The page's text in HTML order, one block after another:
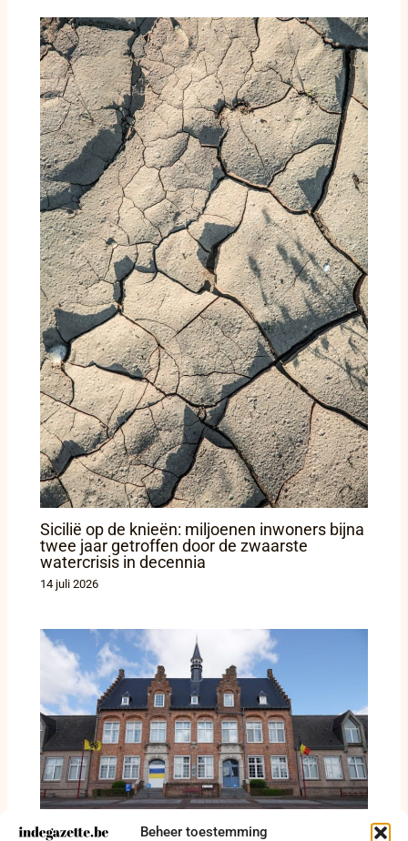
Beheer toestemming
Sicilië op de knieën: miljoenen inwoners bijna
twee jaar getroffen door de zwaarste
watercrisis in decennia
14 juli 2026